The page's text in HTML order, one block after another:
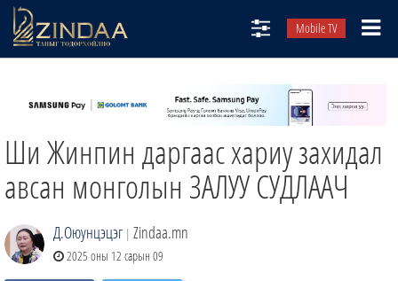
Mobile TV
ТВ8
ӨГЛӨӨНИЙ СОНИН
Ши Жинпин даргаас хариу захидал
авсан монголын ЗАЛУУ СУДЛААЧ
Д.Оюунцэцэг | Zindaa.mn
2025 оны 12 сарын 09